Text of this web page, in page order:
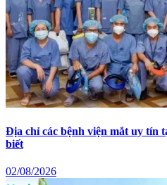
Địa chỉ các bệnh viện mắt uy tín
biết
02/08/2026